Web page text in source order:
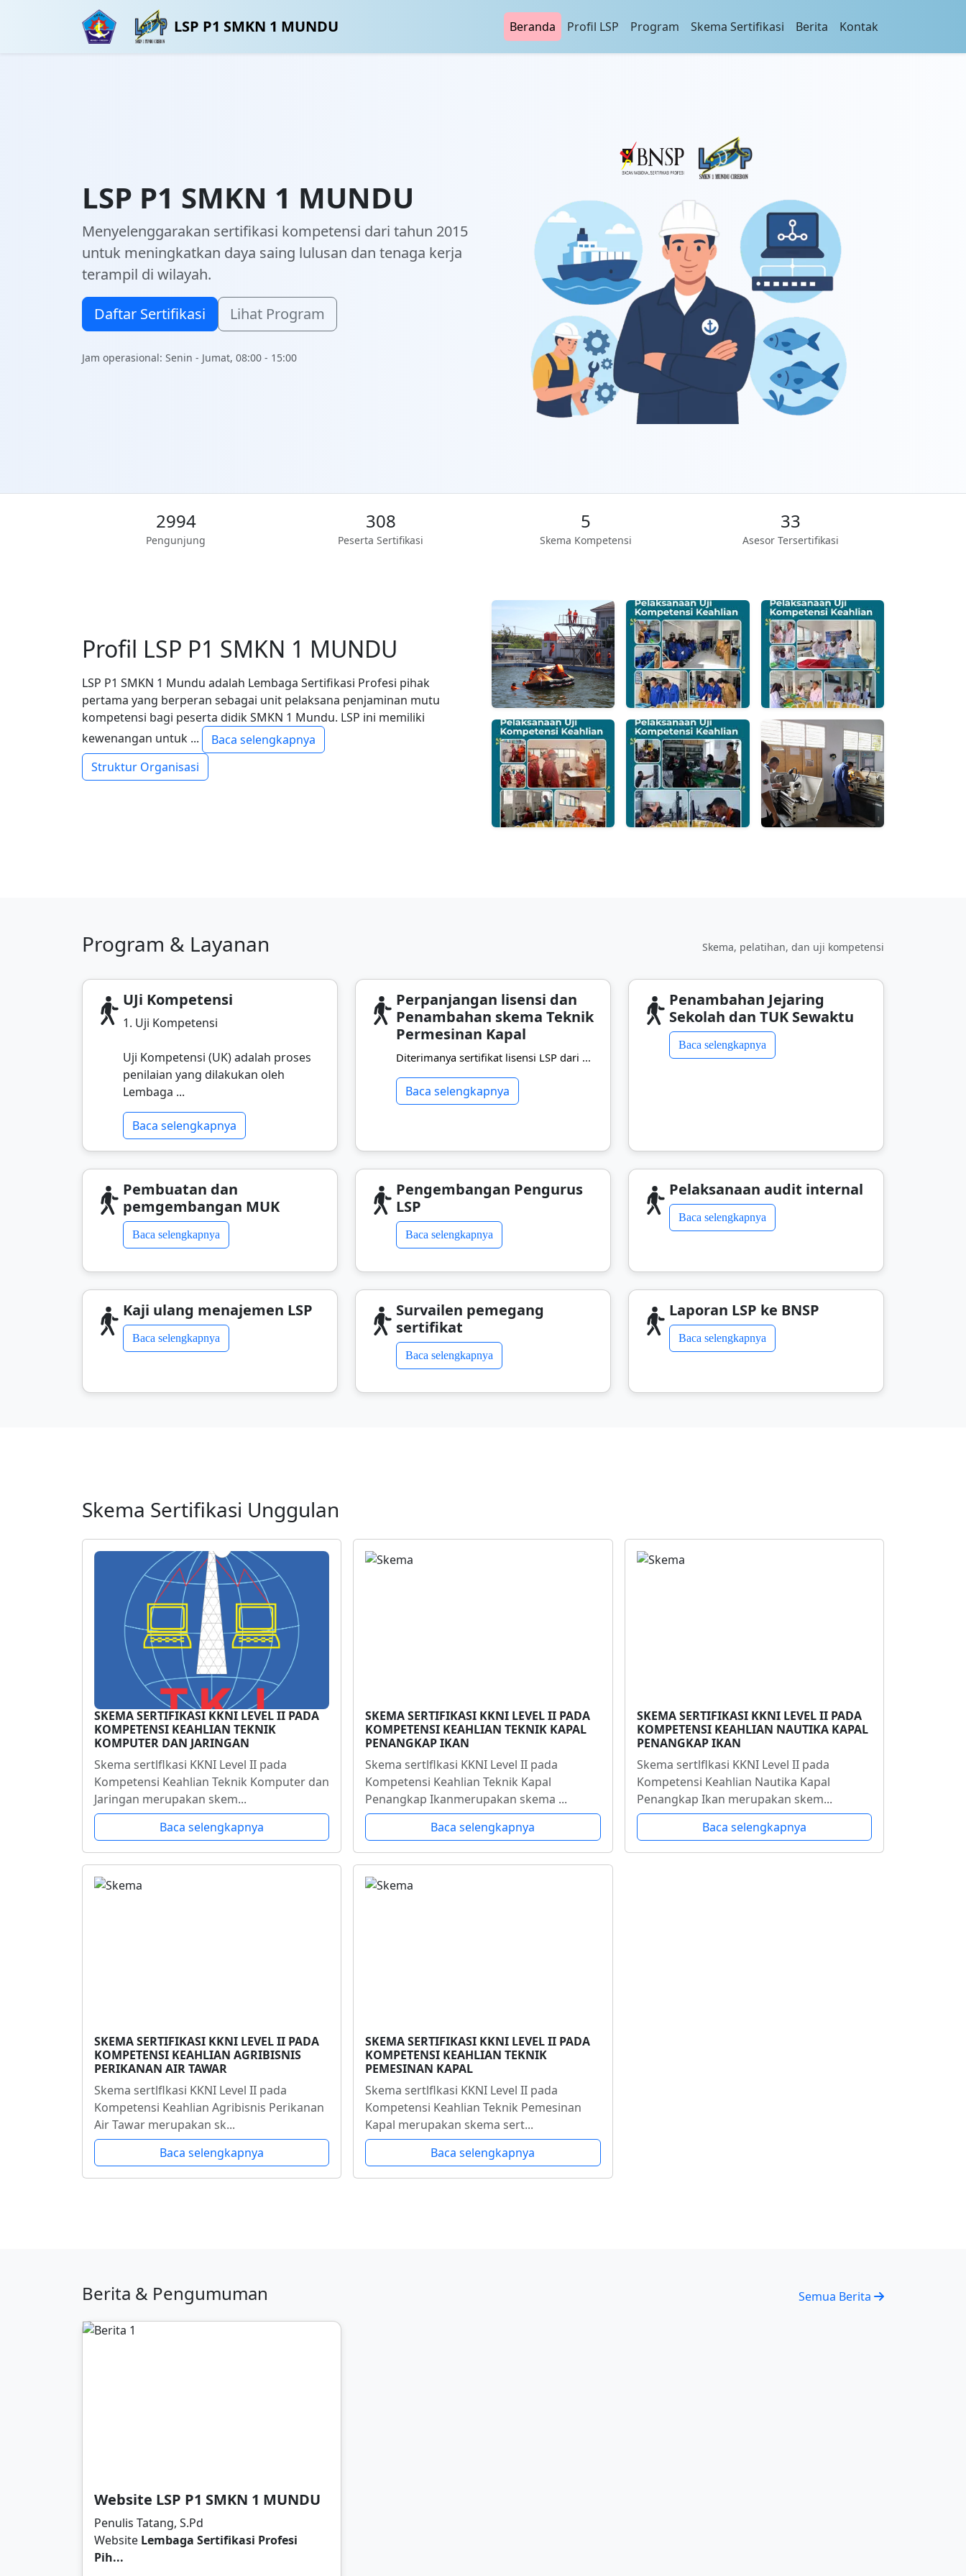
LSP P1 SMKN 1 MUNDU Beranda Profil LSP Program Skema Sertifikasi Berita Kontak
LSP P1 SMKN 1 MUNDU
Menyelenggarakan sertifikasi kompetensi dari tahun 2015
untuk meningkatkan daya saing lulusan dan tenaga kerja
terampil di wilayah.
Daftar Sertifikasi Lihat Program
Jam operasional: Senin - Jumat, 08:00 - 15:00
2994
Pengunjung
308
Peserta Sertifikasi
5
Skema Kompetensi
33
Asesor Tersertifikasi
Profil LSP P1 SMKN 1 MUNDU
LSP P1 SMKN 1 Mundu adalah Lembaga Sertifikasi Profesi pihak
pertama yang berperan sebagai unit pelaksana penjaminan mutu
kompetensi bagi peserta didik SMKN 1 Mundu. LSP ini memiliki
kewenangan untuk ...
Baca selengkapnya
Struktur Organisasi
Program & Layanan Skema, pelatihan, dan uji kompetensi
UJi Kompetensi
1. Uji Kompetensi
Uji Kompetensi (UK) adalah proses
penilaian yang dilakukan oleh
Lembaga ...
Baca selengkapnya
Perpanjangan lisensi dan
Penambahan skema Teknik
Permesinan Kapal
Diterimanya sertifikat lisensi LSP dari ...
Baca selengkapnya
Penambahan Jejaring
Sekolah dan TUK Sewaktu
Baca selengkapnya
Pembuatan dan
pemgembangan MUK
Baca selengkapnya
Pengembangan Pengurus
LSP
Baca selengkapnya
Pelaksanaan audit internal
Baca selengkapnya
Kaji ulang menajemen LSP
Baca selengkapnya
Survailen pemegang
sertifikat
Baca selengkapnya
Laporan LSP ke BNSP
Baca selengkapnya
Skema Sertifikasi Unggulan
SKEMA SERTIFIKASI KKNI LEVEL II PADA
KOMPETENSI KEAHLIAN TEKNIK
KOMPUTER DAN JARINGAN
Skema sertlflkasi KKNI Level II pada
Kompetensi Keahlian Teknik Komputer dan
Jaringan merupakan skem...
Baca selengkapnya
SKEMA SERTIFIKASI KKNI LEVEL II PADA
KOMPETENSI KEAHLIAN TEKNIK KAPAL
PENANGKAP IKAN
Skema sertlflkasi KKNI Level II pada
Kompetensi Keahlian Teknik Kapal
Penangkap Ikanmerupakan skema ...
Baca selengkapnya
SKEMA SERTIFIKASI KKNI LEVEL II PADA
KOMPETENSI KEAHLIAN NAUTIKA KAPAL
PENANGKAP IKAN
Skema sertlflkasi KKNI Level II pada
Kompetensi Keahlian Nautika Kapal
Penangkap Ikan merupakan skem...
Baca selengkapnya
SKEMA SERTIFIKASI KKNI LEVEL II PADA
KOMPETENSI KEAHLIAN AGRIBISNIS
PERIKANAN AIR TAWAR
Skema sertlflkasi KKNI Level II pada
Kompetensi Keahlian Agribisnis Perikanan
Air Tawar merupakan sk...
Baca selengkapnya
SKEMA SERTIFIKASI KKNI LEVEL II PADA
KOMPETENSI KEAHLIAN TEKNIK
PEMESINAN KAPAL
Skema sertlflkasi KKNI Level II pada
Kompetensi Keahlian Teknik Pemesinan
Kapal merupakan skema sert...
Baca selengkapnya
Berita & Pengumuman Semua Berita
Website LSP P1 SMKN 1 MUNDU
Penulis Tatang, S.Pd
Website Lembaga Sertifikasi Profesi
Pih...